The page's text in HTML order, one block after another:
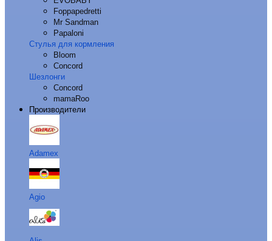
Foppapedretti
Mr Sandman
Papaloni
Стулья для кормления
Bloom
Concord
Шезлонги
Concord
mamaRoo
Производители
Adamex
Agio